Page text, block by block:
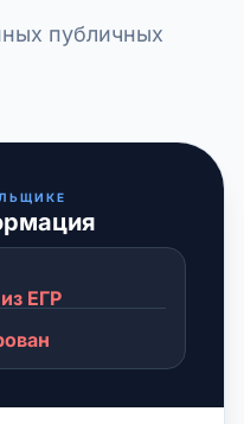
публичных
ЕГР